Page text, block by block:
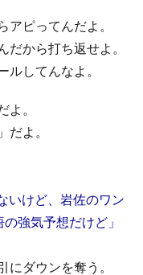
ピってんだよ。
から打ち返せよ。
ルしてんなよ。
。
よ。
いけど、岩佐のワン
強気予想だけど」
ダウンを奪う。